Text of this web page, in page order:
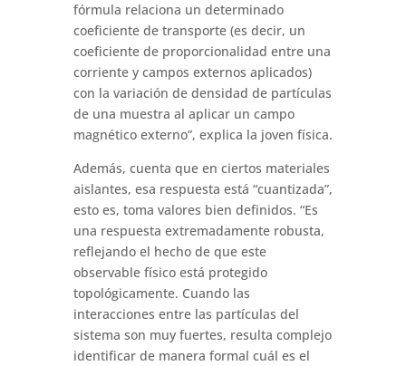
fórmula relaciona un determinado
coeficiente de transporte (es decir, un
coeficiente de proporcionalidad entre una
corriente y campos externos aplicados)
con la variación de densidad de partículas
de una muestra al aplicar un campo
magnético externo”, explica la joven física.
Además, cuenta que en ciertos materiales
aislantes, esa respuesta está “cuantizada”,
esto es, toma valores bien definidos. “Es
una respuesta extremadamente robusta,
reflejando el hecho de que este
observable físico está protegido
topológicamente. Cuando las
interacciones entre las partículas del
sistema son muy fuertes, resulta complejo
identificar de manera formal cuál es el